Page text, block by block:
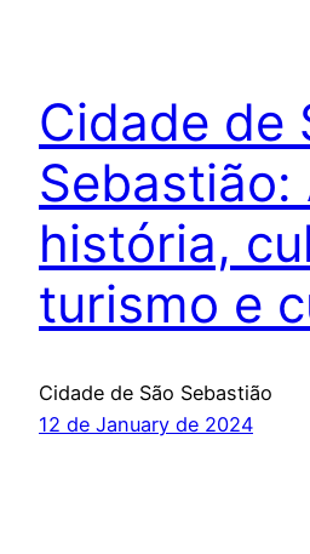
Cidade de
Sebastião:
história,
turismo e
Cidade de São Sebastião
12 de January de 2024